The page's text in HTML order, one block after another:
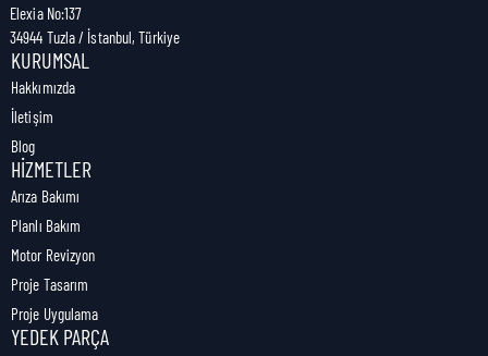
Elexia No:137
34944 Tuzla / İstanbul, Türkiye
KURUMSAL
Hakkımızda
İletişim
Blog
HIZMETLER
Arıza Bakımı
Planlı Bakım
Motor Revizyon
Proje Tasarım
Proje Uygulama
YEDEK PARÇA